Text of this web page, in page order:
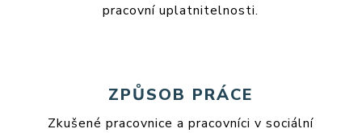
pracovní uplatnitelnosti.
ZPŮSOB PRÁCE
Zkušené pracovnice a pracovníci v sociální